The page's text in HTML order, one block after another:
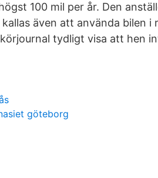
100 mil per år. Den
även att använda bilen i
tydligt visa att hen
göteborg